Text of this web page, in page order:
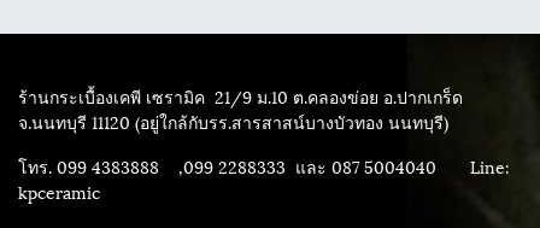
ร้านกระเบื้องเคพี เซรามิค 21/9 ม.10 ต.คลองข่อย อ.ปากเกร็ด
จ.นนทบุรี 11120 (อยู่ใกล้กับรร.สารสาสน์บางบัวทอง นนทบุรี)
โทร. 099 4383888 ,099 2288333 และ 087 5004040 Line:
kpceramic